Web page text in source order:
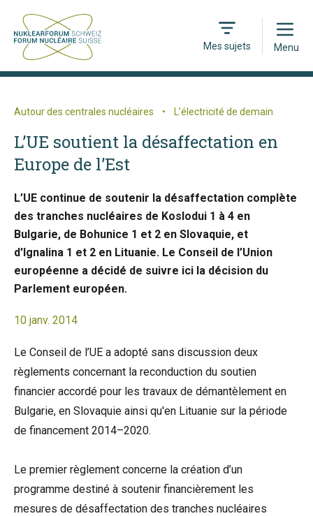
Mes sujets
Open
Menu
Autour des centrales nucléaires • L’électricité de demain
L’UE soutient la désaffectation en
Europe de l’Est
L’UE continue de soutenir la désaffectation complète
des tranches nucléaires de Koslodui 1 à 4 en
Bulgarie, de Bohunice 1 et 2 en Slovaquie, et
d'Ignalina 1 et 2 en Lituanie. Le Conseil de l’Union
européenne a décidé de suivre ici la décision du
Parlement européen.
10 janv. 2014
Le Conseil de l’UE a adopté sans discussion deux
règlements concernant la reconduction du soutien
financier accordé pour les travaux de démantèlement en
Bulgarie, en Slovaquie ainsi qu'en Lituanie sur la période
de financement 2014–2020.
Le premier règlement concerne la création d’un
programme destiné à soutenir financièrement les
mesures de désaffectation des tranches nucléaires